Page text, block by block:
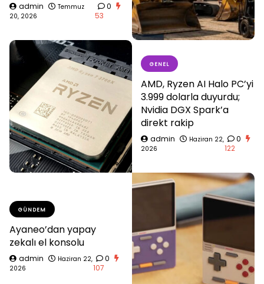
admin
Temmuz
20, 2026
0
53
GENEL
AMD, Ryzen AI Halo PC’yi
3.999 dolarla duyurdu;
Nvidia DGX Spark’a
direkt rakip
admin
Haziran 22,
2026
0
122
GÜNDEM
Ayaneo’dan yapay
zekalı el konsolu
admin
Haziran 22,
2026
0
107